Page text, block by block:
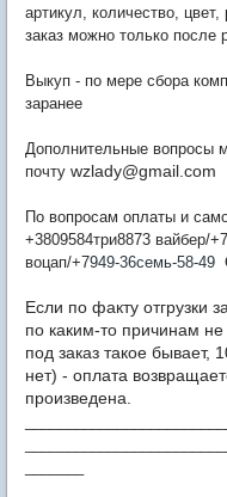
артикул, количество, цвет,
заказ можно только после
Выкуп - по мере сбора
заранее
Дополнительные вопросы
почту wzlady@gmail.com
По вопросам оплаты и
+3809584три8873 вайбер/
воцап/+7949-36семь-58-49
Если по факту отгрузки
по каким-то причинам
под заказ такое бывает,
нет) - оплата
произведена.